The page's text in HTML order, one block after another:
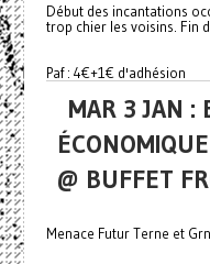
Début des incantations
trop chier les voisins. Fin
Paf : 4€+1€ d'adhésion
MAR 3 JAN :
@ BUFFET
Menace Futur Terne et